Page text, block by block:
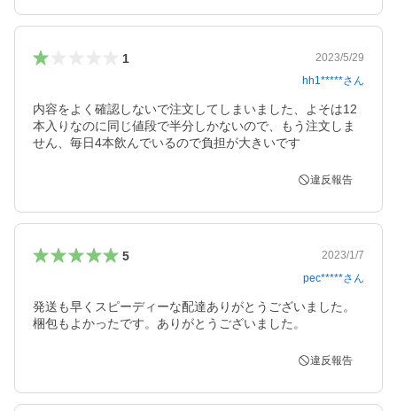
1
2023/5/29
hh1*****さん
内容をよく確認しないで注文してしまいました、よそは12
本入りなのに同じ値段で半分しかないので、もう注文しま
せん、毎日4本飲んでいるので負担が大きいです
違反報告
5
2023/1/7
pec*****さん
発送も早くスピーディーな配達ありがとうございました。
梱包もよかったです。ありがとうございました。
違反報告